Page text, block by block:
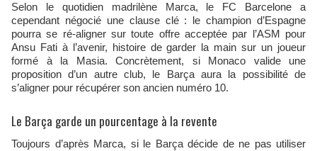
Selon le quotidien madrilène Marca, le FC Barcelone a
cependant négocié une clause clé : le champion d’Espagne
pourra se ré-aligner sur toute offre acceptée par l’ASM pour
Ansu Fati à l’avenir, histoire de garder la main sur un joueur
formé à la Masia. Concrètement, si Monaco valide une
proposition d’un autre club, le Barça aura la possibilité de
s’aligner pour récupérer son ancien numéro 10.
Le Barça garde un pourcentage à la revente
Toujours d’après Marca, si le Barça décide de ne pas utiliser